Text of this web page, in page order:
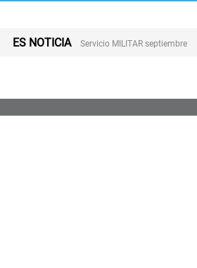
ES NOTICIA Servicio MILITAR septiembre